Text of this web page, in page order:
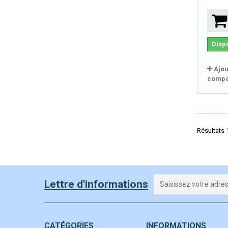
Résultats
Lettre d'informations
CATÉGORIES INFORMATIONS